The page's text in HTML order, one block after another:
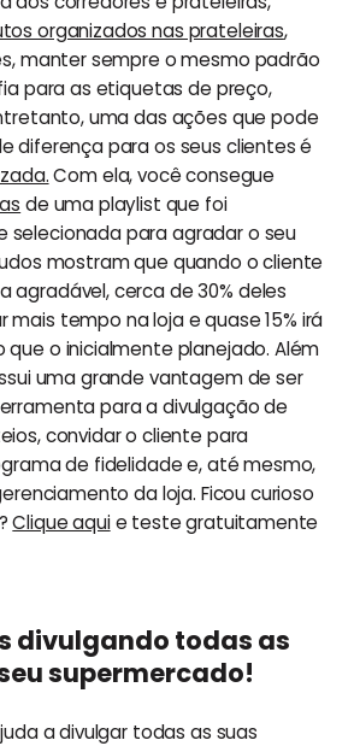
organizados nas prateleiras,
manter sempre o mesmo padrão
para as etiquetas de preço,
uma das ações que pode
diferença para os seus clientes é
Com ela, você consegue
de uma playlist que foi
selecionada para agradar o seu
mostram que quando o cliente
agradável, cerca de 30% deles
mais tempo na loja e quase 15% irá
que o inicialmente planejado. Além
uma grande vantagem de ser
para a divulgação de
convidar o cliente para
de fidelidade e, até mesmo,
da loja. Ficou curioso
Clique aquie teste gratuitamente
divulgando todas as
supermercado!
a divulgar todas as suas